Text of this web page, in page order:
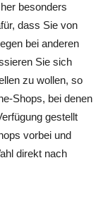
besonders
dass Sie von
bei anderen
Sie sich
zu wollen, so
Shops, bei denen
gestellt
vorbei und
direkt nach